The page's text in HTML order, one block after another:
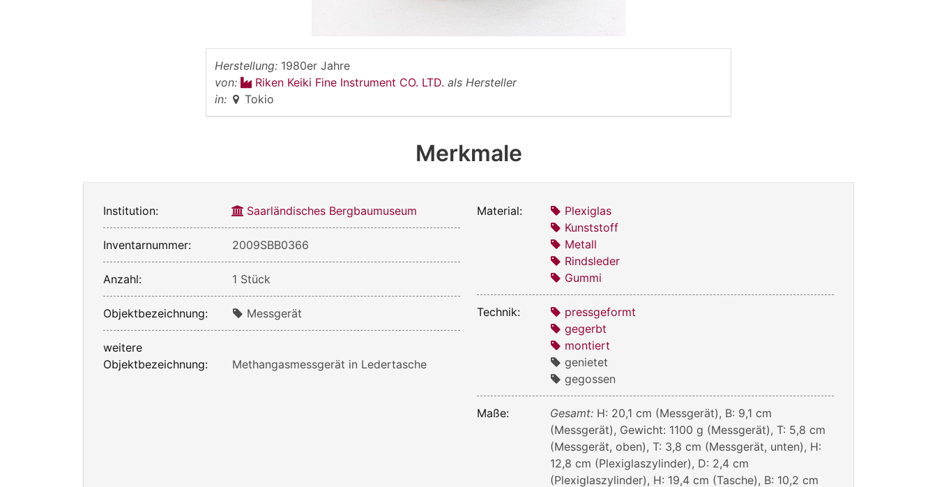
Herstellung: 1980er Jahre
von:
Riken Keiki Fine Instrument CO. LTD. als Hersteller
in:
Tokio
Merkmale
Institution: Saarländisches Bergbaumuseum
Inventarnummer: 2009SBB0366
Anzahl: 1 Stück
Objektbezeichnung: Messgerät
weitere
Objektbezeichnung:
Methangasmessgerät in Ledertasche
Material:
Plexiglas
Kunststoff
Metall
Rindsleder
Gummi
Technik:
pressgeformt
gegerbt
montiert
genietet
gegossen
Maße: Gesamt: H: 20,1 cm (Messgerät), B: 9,1 cm
(Messgerät), Gewicht: 1100 g (Messgerät), T: 5,8 cm
(Messgerät, oben), T: 3,8 cm (Messgerät, unten), H:
12,8 cm (Plexiglaszylinder), D: 2,4 cm
(Plexiglaszylinder), H: 19,4 cm (Tasche), B: 10,2 cm